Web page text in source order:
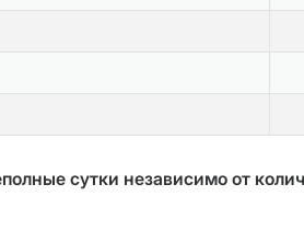
сутки независимо от